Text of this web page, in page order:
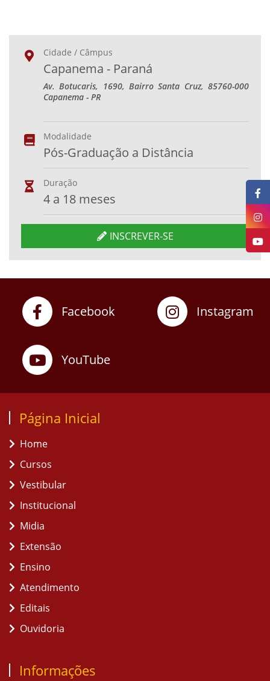
Cidade / Câmpus
Capanema - Paraná
Av. Botucaris, 1690, Bairro Santa Cruz, 85760-000
Capanema - PR
Modalidade
Pós-Graduação a Distância
Duração
4 a 18 meses
INSCREVER-SE
Facebook Instagram
YouTube
Página Inicial
Home
Cursos
Vestibular
Institucional
Midia
Extensão
Ensino
Atendimento
Editais
Ouvidoria
Informações